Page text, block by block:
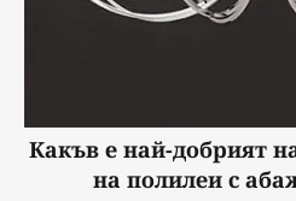
Какъв е най-добрият
на полилеи с